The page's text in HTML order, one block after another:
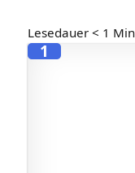
Lesedauer < 1
1